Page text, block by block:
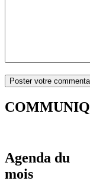
Agenda du
mois